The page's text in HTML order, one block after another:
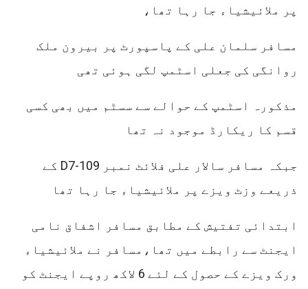
پر ملائیشیاء جا رہا تھا،
مسافر سلمان علی کے پاسپورٹ پر بیرون ملک
روانگی کی جعلی اسٹمپ لگی ہوئی تھی
مذکورہ اسٹمپ کے حوالے سے سسٹم میں بھی کسی
قسم کا ریکارڈ موجود نہ تھا
جبکہ مسافر سالار علی فلائٹ نمبر D7-109 کے
ذریعے وزٹ ویزے پر ملائیشیاء جا رہا تھا
ابتدائی تفتیش کے مطابق مسافر اشفاق نامی
ایجنٹ سے رابطے میں تھا،مسافر نے ملائیشیاء
ورک ویزے کے حصول کے لئے 6 لاکھ روپے ایجنٹ کو